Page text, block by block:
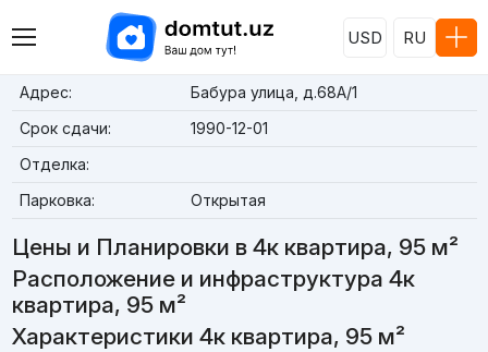
USD RU
Адрес:
Бабура улица, д.68A/1
Срок сдачи:
1990-12-01
Отделка:
Парковка:
Открытая
Цены и Планировки в 4к квартира, 95 м²
Расположение и инфраструктура 4к
квартира, 95 м²
Характеристики 4к квартира, 95 м²